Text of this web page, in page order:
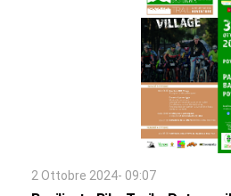
2 Ottobre 2024- 09:07